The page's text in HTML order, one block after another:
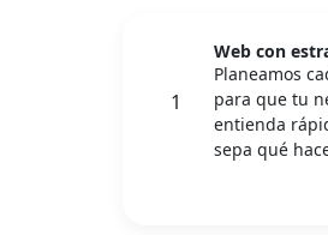
1
Web con
Planeamos
para que tu
entienda
sepa qué